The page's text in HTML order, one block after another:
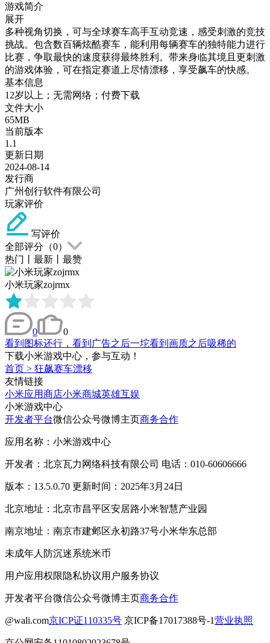
游戏简介
展开
多种视角切换，可与全球赛车高手互动竞速，感受刺激的竞技
挑战。包含数百辆炫酷赛车，能利用每辆赛车的独特能力进行
比赛，争取最快的速度获得最终胜利。带来身临其境且更刺激
的游戏体验，可在指定赛道上尽情漂移，享受飙车的快感。
基本信息
12岁以上；无需网络；付费下载
文件大小
65MB
当前版本
1.1
更新日期
2024-08-14
发行商
广州创行软件有限公司
玩家评价
写评价
全部评分（0）
热门
最新 最赞
小米玩家zojrmx
0
0
看到图标还行，看到广告之后一坨看到画质之后吸稀的
下载小米游戏中心，参与互动！
首页 > 狂飙赛车漂移
友情链接
小米应用商店小米商城英雄互娱
小米游戏中心
开发者平台微信公众号微博主页商务合作
应用名称：小米游戏中心
开发者：北京瓦力网络科技有限公司 电话：010-60606666
版本：13.5.0.70 更新时间：2025年3月24日
北京地址：北京市昌平区安居路小米智慧产业园
南京地址：南京市建邺区永初路37号小米华东总部
未成年人防沉迷系统米币
用户应用权限隐私协议用户服务协议
开发者平台微信公众号微博主页商务合作
@wali.com京ICP证110335号 京ICP备17017388号-1营业执照